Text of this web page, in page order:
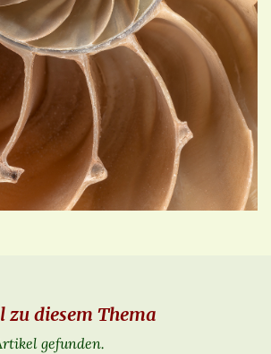
zu diesem Thema
gefunden.